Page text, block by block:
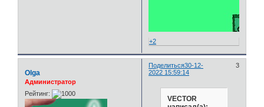
+2
Поделиться 3
30-12-
2022 15:59:14
Olga
Администратор
Рейтинг:
VECTOR